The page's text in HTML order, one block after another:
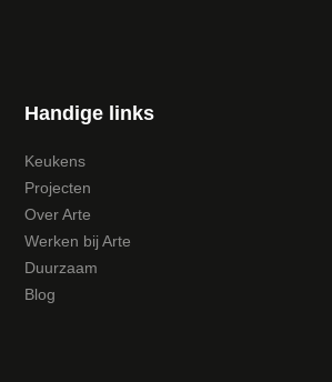
Handige links
Keukens
Projecten
Over Arte
Werken bij Arte
Duurzaam
Blog